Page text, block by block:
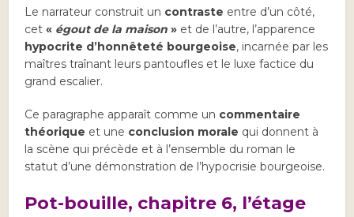
Le narrateur construit un contraste entre d’un côté,
cet« égout de la maison » et de l’autre, l’apparence
hypocrite d’honnêteté bourgeoise, incarnée par les
maîtres traînant leurs pantoufles et le luxe factice du
grand escalier.
Ce paragraphe apparaît comme un commentaire
théorique et une conclusion morale qui donnent à
la scène qui précède et à l’ensemble du roman le
statut d’une démonstration de l’hypocrisie bourgeoise.
Pot-bouille, chapitre 6, l’étage